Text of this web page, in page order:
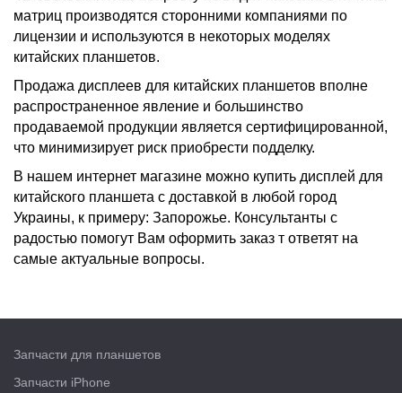
матриц производятся сторонними компаниями по
лицензии и используются в некоторых моделях
китайских планшетов.
Продажа дисплеев для китайских планшетов вполне
распространенное явление и большинство
продаваемой продукции является сертифицированной,
что минимизирует риск приобрести подделку.
В нашем интернет магазине можно купить дисплей для
китайского планшета с доставкой в любой город
Украины, к примеру: Запорожье. Консультанты с
радостью помогут Вам оформить заказ т ответят на
самые актуальные вопросы.
Запчасти для планшетов
Запчасти iPhone